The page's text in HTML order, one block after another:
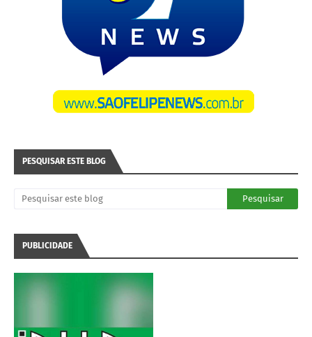
PESQUISAR ESTE BLOG
PUBLICIDADE